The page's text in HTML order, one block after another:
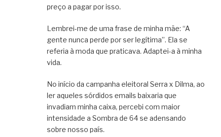
preço a pagar por isso.
Lembrei-me de uma frase de minha mãe: “A
gente nunca perde por ser legítima”. Ela se
referia à moda que praticava. Adaptei-a à minha
vida.
No início da campanha eleitoral Serra x Dilma, ao
ler aqueles sórdidos emails baixaria que
invadiam minha caixa, percebi com maior
intensidade a Sombra de 64 se adensando
sobre nosso país.